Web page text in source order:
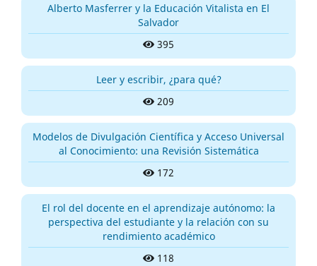
Alberto Masferrer y la Educación Vitalista en El
Salvador
395
Leer y escribir, ¿para qué?
209
Modelos de Divulgación Científica y Acceso Universal
al Conocimiento: una Revisión Sistemática
172
El rol del docente en el aprendizaje autónomo: la
perspectiva del estudiante y la relación con su
rendimiento académico
118